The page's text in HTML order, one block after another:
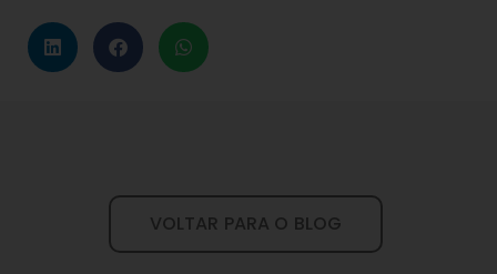
VOLTAR PARA O BLOG